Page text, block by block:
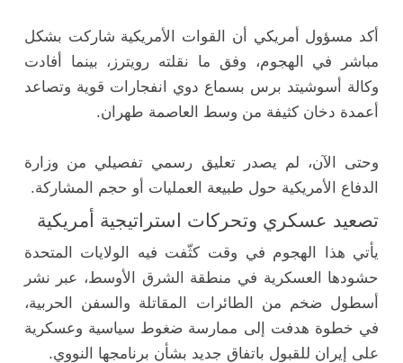
أكد مسؤول أمريكي أن القوات الأمريكية شاركت بشكل
مباشر في الهجوم، وفق ما نقلته رويترز ، بينما أفادت
وكالة أسوشيتد برس بسماع دوي انفجارات قوية وتصاعد
أعمدة دخان كثيفة من وسط العاصمة طهران.
وحتى الآن، لم يصدر تعليق رسمي تفصيلي من وزارة
الدفاع الأمريكية حول طبيعة العمليات أو حجم المشاركة.
تصعيد عسكري وتحركات استراتيجية أمريكية
يأتي هذا الهجوم في وقت كثّفت فيه الولايات المتحدة
حشودها العسكرية في منطقة الشرق الأوسط، عبر نشر
أسطول ضخم من الطائرات المقاتلة والسفن الحربية،
في خطوة هدفت إلى ممارسة ضغوط سياسية وعسكرية
على إيران للقبول باتفاق جديد بشأن برنامجها النووي.